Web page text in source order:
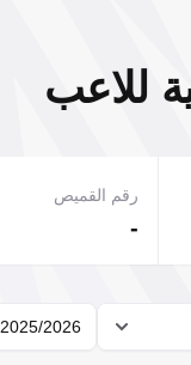
للاعب
-
رقم القميص
2025/2026